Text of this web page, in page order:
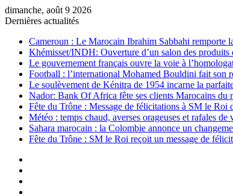
dimanche, août 9 2026
Dernières actualités
Cameroun : Le Marocain Ibrahim Sabbahi remporte
Khémisset/INDH: Ouverture d’un salon des produits
Le gouvernement français ouvre la voie à
Football : l’international Mohamed Bouldini fait son
Le soulèvement de Kénitra de 1954 incarne la
Nador: Bank Of Africa fête ses clients Marocains du
Fête du Trône : Message de félicitations à SM le
Météo : temps chaud, averses orageuses et rafales
Sahara marocain : la Colombie annonce un
Fête du Trône : SM le Roi reçoit un message de